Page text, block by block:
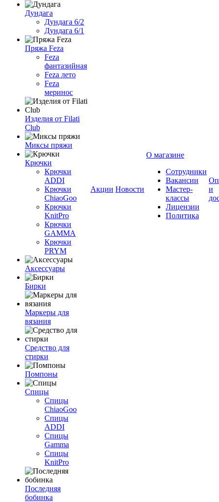
Дундага
Дундага 6/2
Дундага 6/1
Пряжа Feza
Feza
фантазийная
Feza лето
Feza
меринос
Изделия от Filati
Club
Миксы пряжи
Крючки
Крючки
ADDI
Крючки
ChiaoGoo
Крючки
KnitPro
Крючки
GAMMA
Крючки
PRYM
Аксессуары
Бирки
Маркеры для
вязания
Средство для
стирки
Помпоны
Спицы
Спицы
ChiaoGoo
Спицы
ADDI
Спицы
Gamma
Спицы
KnitPro
Последняя
бобинка
Акции Новости
О магазине
Сотрудники
Вакансии
Мастер-
классы
Лицензии
Политика
и